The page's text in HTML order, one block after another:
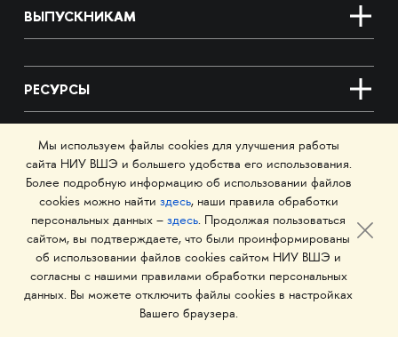
ВЫПУСКНИКАМ
РЕСУРСЫ
О ШКОЛЕ
СОТРУДНИКАМ
HSE ART GALLERY
Мы используем файлы cookies для улучшения работы
сайта НИУ ВШЭ и большего удобства его использования.
Более подробную информацию об использовании файлов
cookies можно найти здесь, наши правила обработки
персональных данных – здесь. Продолжая пользоваться
сайтом, вы подтверждаете, что были проинформированы
об использовании файлов cookies сайтом НИУ ВШЭ и
согласны с нашими правилами обработки персональных
данных. Вы можете отключить файлы cookies в настройках
Вашего браузера.